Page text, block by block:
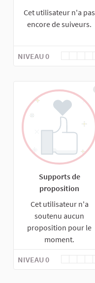
Cet utilisateur n'a pas
encore de suiveurs.
NIVEAU 0
Supports de
proposition
Cet utilisateur n'a
soutenu aucun
proposition pour le
moment.
NIVEAU 0